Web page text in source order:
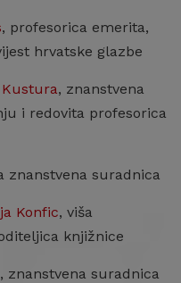
, profesorica emerita,
hrvatske glazbe
Kustura, znanstvena
i redovita profesorica
znanstvena suradnica
Konfic, viša
knjižnice
, znanstvena suradnica